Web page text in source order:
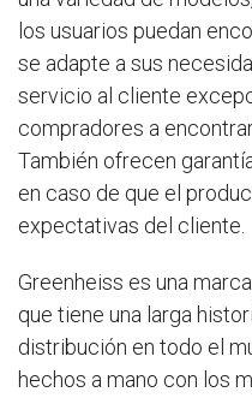
los usuarios puedan
se adapte a sus
servicio al cliente
compradores a
También ofrecen
en caso de que el
expectativas del cliente.
Greenheiss es una
que tiene una larga
distribución en todo el
hechos a mano con los